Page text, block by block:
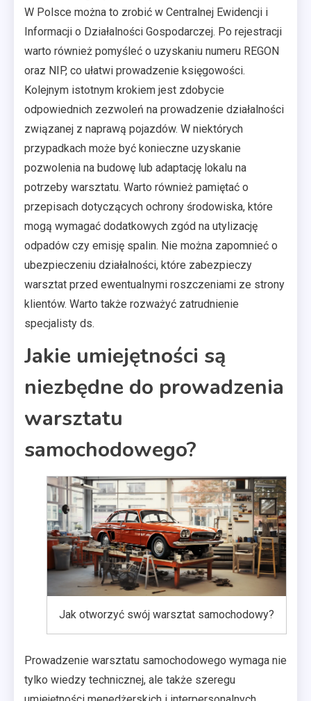
W Polsce można to zrobić w Centralnej Ewidencji i
Informacji o Działalności Gospodarczej. Po rejestracji
warto również pomyśleć o uzyskaniu numeru REGON
oraz NIP, co ułatwi prowadzenie księgowości.
Kolejnym istotnym krokiem jest zdobycie
odpowiednich zezwoleń na prowadzenie działalności
związanej z naprawą pojazdów. W niektórych
przypadkach może być konieczne uzyskanie
pozwolenia na budowę lub adaptację lokalu na
potrzeby warsztatu. Warto również pamiętać o
przepisach dotyczących ochrony środowiska, które
mogą wymagać dodatkowych zgód na utylizację
odpadów czy emisję spalin. Nie można zapomnieć o
ubezpieczeniu działalności, które zabezpieczy
warsztat przed ewentualnymi roszczeniami ze strony
klientów. Warto także rozważyć zatrudnienie
specjalisty ds.
Jakie umiejętności są
niezbędne do prowadzenia
warsztatu
samochodowego?
Jak otworzyć swój warsztat samochodowy?
Prowadzenie warsztatu samochodowego wymaga nie
tylko wiedzy technicznej, ale także szeregu